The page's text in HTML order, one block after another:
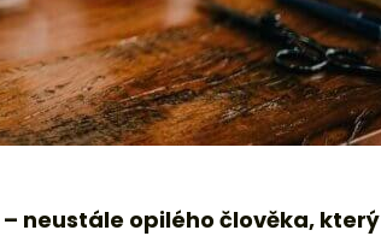
neustále opilého člověka, který